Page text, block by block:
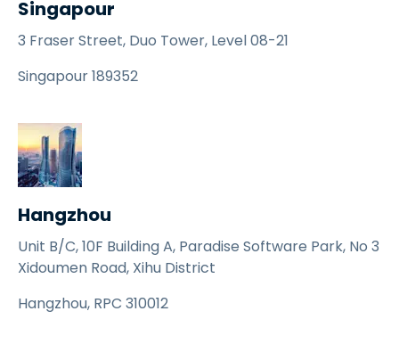
Singapour
3 Fraser Street, Duo Tower, Level 08-21
Singapour 189352
Hangzhou
Unit B/C, 10F Building A, Paradise Software Park, No 3
Xidoumen Road, Xihu District
Hangzhou, RPC 310012